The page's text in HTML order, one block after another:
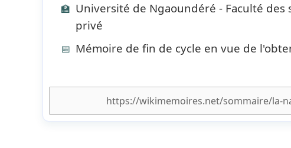
🏫 Université de Ngaoundéré - Faculté
privé
📅 Mémoire de fin de cycle en vue de